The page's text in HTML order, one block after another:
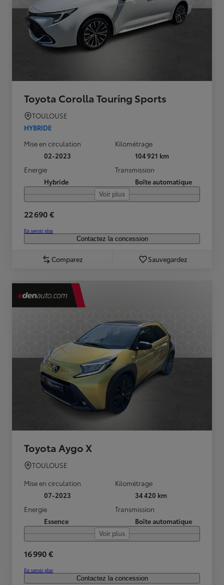
Toyota Corolla Touring Sports
TOULOUSE
HYBRIDE
Mise en circulation
02-2023
Kilométrage
104 921 km
Energie
Hybride
Transmission
Boîte automatique
Voir plus
22 690 €
En savoir plus
Contactez la concession
Comparez Sauvegardez
Toyota Aygo X
TOULOUSE
Mise en circulation
07-2023
Kilométrage
34 420 km
Energie
Essence
Transmission
Boîte automatique
Voir plus
16 990 €
En savoir plus
Contactez la concession